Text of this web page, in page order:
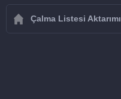
Çalma Listesi Aktarımı